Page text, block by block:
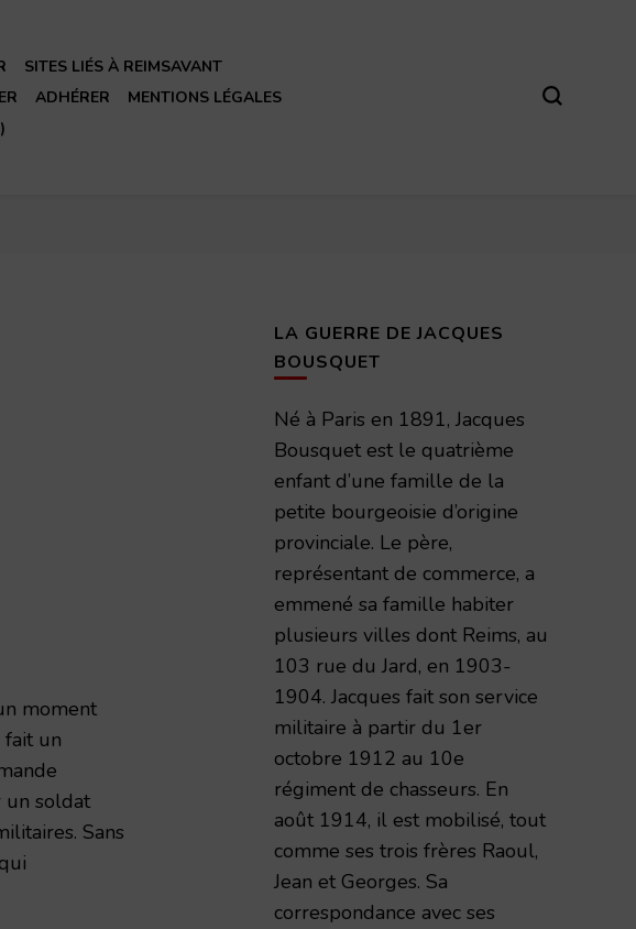
SITES LIÉS À REIMSAVANT
ADHÉRER
MENTIONS LÉGALES
moment
fait un
un soldat
Sans
LA GUERRE DE JACQUES
BOUSQUET
Né à Paris en 1891, Jacques
Bousquet est le quatrième
enfant d’une famille de la
petite bourgeoisie d’origine
provinciale. Le père,
représentant de commerce, a
emmené sa famille habiter
plusieurs villes dont Reims, au
103 rue du Jard, en 1903-
1904. Jacques fait son service
militaire à partir du 1er
octobre 1912 au 10e
régiment de chasseurs. En
août 1914, il est mobilisé, tout
comme ses trois frères Raoul,
Jean et Georges. Sa
correspondance avec ses